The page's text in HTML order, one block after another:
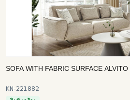
SOFA WITH FABRIC SURFACE ALVITO
KN-221882